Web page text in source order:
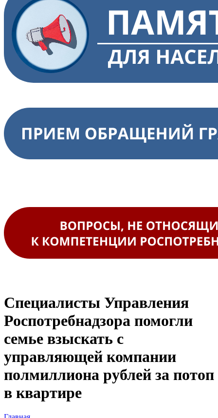
Специалисты Управления
Роспотребнадзора помогли
семье взыскать с
управляющей компании
полмиллиона рублей за потоп
в квартире